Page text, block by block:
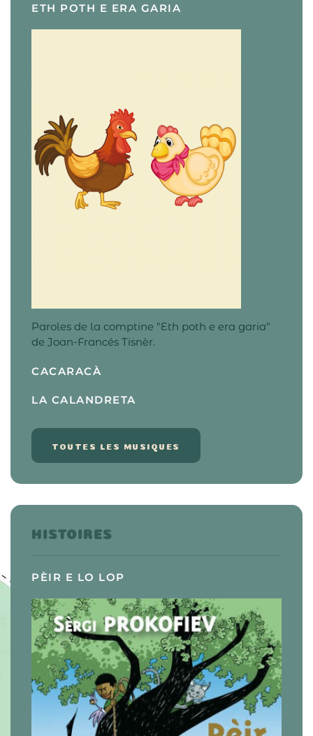
ETH POTH E ERA GARIA
Paroles de la comptine "Eth poth e era garia"
de Joan-Francés Tisnèr.
CACARACÀ
LA CALANDRETA
TOUTES LES MUSIQUES
HISTOIRES
PÈIR E LO LOP